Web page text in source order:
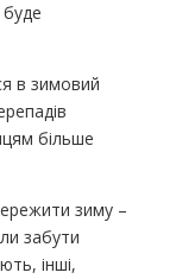
в зимовий
більше
зиму –
забути
інші,